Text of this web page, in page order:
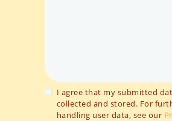
I agree that my submitted
collected and stored. For
handling user data, see our